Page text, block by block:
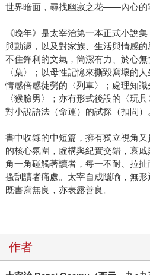
世界暗面，尋找幽寂之花——內心的
《晚年》是太宰治第一本正式小說
與動盪，以及對家族、生活與情感
不住鋒利的文氣，簡潔有力、於心
〈葉〉；以母性記憶來撕毀寫壞的
情感倍感徒勞的〈列車〉；處理知
〈猴臉男〉；亦有形式後設的〈玩
對小說語法（命運）的試探（扣問）
書中收錄的中短篇，擁有獨立視角
的核心氛圍，虛構與紀實交錯，哀
角一角碰觸著讀者，每一不耐、拉扯
搔刮讀者痛處。太宰自成隱喻，無
既書寫無良，亦表露善良。
作者